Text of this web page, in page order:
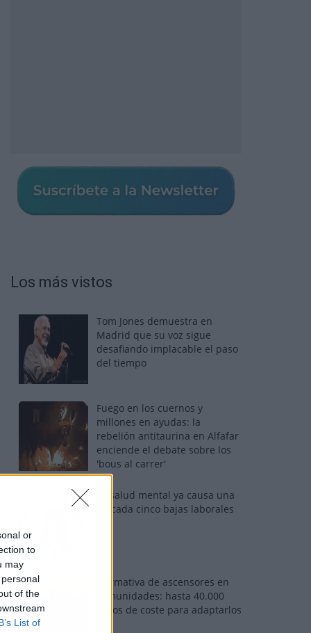
or
to
may
of the
List of
Los más vistos
Tom Jones demuestra en
Madrid que su voz sigue
desafiando implacable el paso
del tiempo
Fuego en los cuernos y
millones en ayudas: la
rebelión antitaurina en Alfafar
enciende el debate sobre los
'bous al carrer'
La salud mental ya causa una
de cada cinco bajas laborales
Normativa de ascensores en
comunidades: hasta 40.000
euros de coste para adaptarlos